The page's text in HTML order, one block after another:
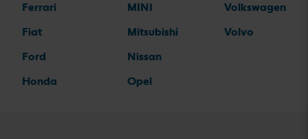
Ferrari
Fiat
Ford
Honda
MINI
Mitsubishi
Nissan
Opel
Volkswagen
Volvo